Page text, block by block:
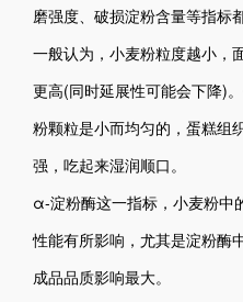
磨强度、破损淀粉含量等指标
一般认为，小麦粉粒度越小，
更高(同时延展性可能会下降)
粉颗粒是小而均匀的，蛋糕组
强，吃起来湿润顺口。
α-淀粉酶这一指标，小麦粉中
性能有所影响，尤其是淀粉酶
成品品质影响最大。